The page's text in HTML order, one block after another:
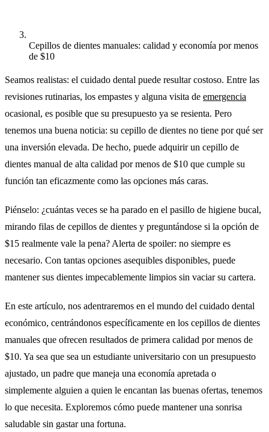
Cepillos de dientes manuales: calidad y economía por menos
de $10
Seamos realistas: el cuidado dental puede resultar costoso. Entre las
revisiones rutinarias, los empastes y alguna visita de emergencia
ocasional, es posible que su presupuesto ya se resienta. Pero
tenemos una buena noticia: su cepillo de dientes no tiene por qué ser
una inversión elevada. De hecho, puede adquirir un cepillo de
dientes manual de alta calidad por menos de $10 que cumple su
función tan eficazmente como las opciones más caras.
Piénselo: ¿cuántas veces se ha parado en el pasillo de higiene bucal,
mirando filas de cepillos de dientes y preguntándose si la opción de
$15 realmente vale la pena? Alerta de spoiler: no siempre es
necesario. Con tantas opciones asequibles disponibles, puede
mantener sus dientes impecablemente limpios sin vaciar su cartera.
En este artículo, nos adentraremos en el mundo del cuidado dental
económico, centrándonos específicamente en los cepillos de dientes
manuales que ofrecen resultados de primera calidad por menos de
$10. Ya sea que sea un estudiante universitario con un presupuesto
ajustado, un padre que maneja una economía apretada o
simplemente alguien a quien le encantan las buenas ofertas, tenemos
lo que necesita. Exploremos cómo puede mantener una sonrisa
saludable sin gastar una fortuna.